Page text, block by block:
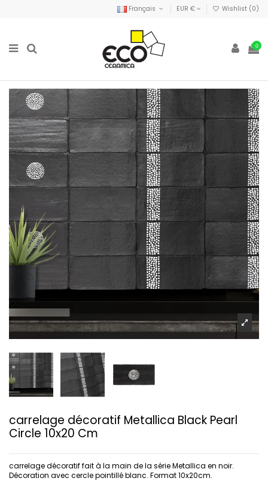
Français EUR € Wishlist (0)
0
carrelage décoratif Metallica Black Pearl
Circle 10x20 Cm
carrelage décoratif fait à la main de la série Metallica en noir.
Décoration avec cercle pointillé blanc. Format 10x20cm.